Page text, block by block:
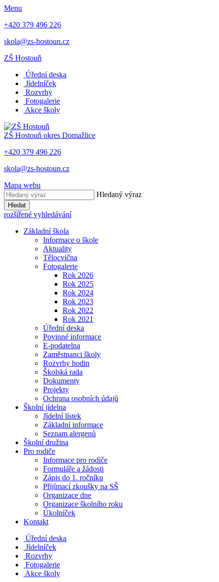
Menu
+420 379 496 226
skola@zs-hostoun.cz
ZŠ Hostouň
Úřední deska
Jídelníček
Rozvrhy
Fotogalerie
Akce školy
ZŠ Hostouň okres Domažlice
+420 379 496 226
skola@zs-hostoun.cz
Mapa webu
Hledaný výraz
Hledat
rozšířené vyhledávání
Základní škola
Informace o škole
Aktuality
Tělocvična
Fotogalerie
Rok 2026
Rok 2025
Rok 2024
Rok 2023
Rok 2022
Rok 2021
Úřední deska
Povinné informace
E-podatelna
Zaměstnanci školy
Rozvrhy hodin
Školská rada
Dokumenty
Projekty
Ochrana osobních údajů
Školní jídelna
Jídelní lístek
Základní informace
Seznam alergenů
Školní družina
Pro rodiče
Informace pro rodiče
Formuláře a žádosti
Zápis do 1. ročníku
Přijímací zkoušky na SŠ
Organizace dne
Organizace školního roku
Úkolníček
Kontakt
Úřední deska
Jídelníček
Rozvrhy
Fotogalerie
Akce školy